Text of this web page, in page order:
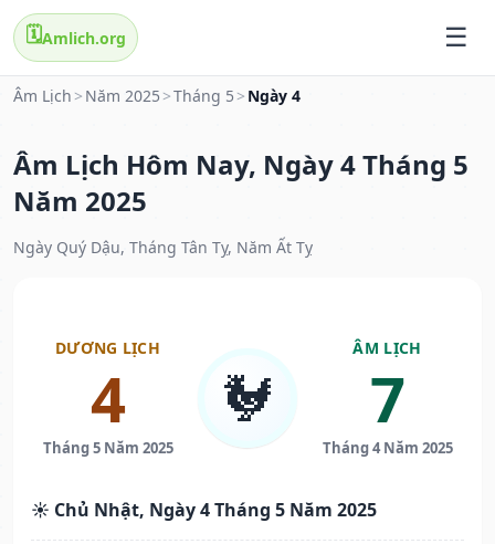
🗓️Amlich.org
Âm Lịch > Năm 2025 >Tháng 5 > Ngày 4
Âm Lịch Hôm Nay, Ngày 4 Tháng 5
Năm 2025
Ngày Quý Dậu, Tháng Tân Tỵ, Năm Ất Tỵ
DƯƠNG LỊCH
4
Tháng 5 Năm 2025
🐓
ÂM LỊCH
7
Tháng 4 Năm 2025
☀️ Chủ Nhật, Ngày 4 Tháng 5 Năm 2025